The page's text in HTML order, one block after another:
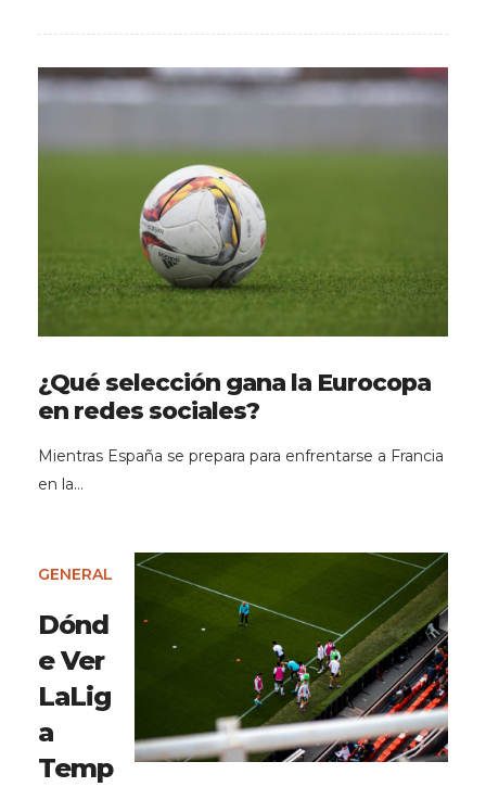
¿Qué selección gana la Eurocopa
en redes sociales?
Mientras España se prepara para enfrentarse a Francia
en la…
GENERAL
Dónd
e Ver
LaLig
a
Temp